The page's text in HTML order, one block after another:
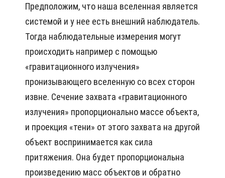
Предположим, что наша вселенная является
системой и у нее есть внешний наблюдатель.
Тогда наблюдательные измерения могут
происходить например с помощью
«гравитационного излучения»
пронизывающего вселенную со всех сторон
извне. Сечение захвата «гравитационного
излучения» пропорционально массе объекта,
и проекция «тени» от этого захвата на другой
объект воспринимается как сила
притяжения. Она будет пропорциональна
произведению масс объектов и обратно